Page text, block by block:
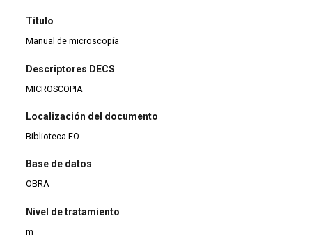
Título
Manual de microscopía
Descriptores DECS
MICROSCOPIA
Localización del documento
Biblioteca FO
Base de datos
OBRA
Nivel de tratamiento
m